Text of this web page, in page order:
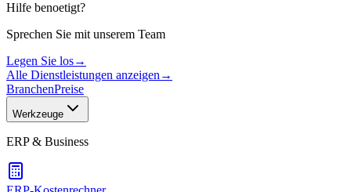
Hilfe benoetigt?
Sprechen Sie mit unserem Team
Legen Sie los→
Alle Dienstleistungen anzeigen →
BranchenPreise
Werkzeuge
ERP & Business